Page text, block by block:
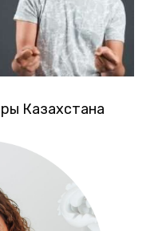
Казахстана